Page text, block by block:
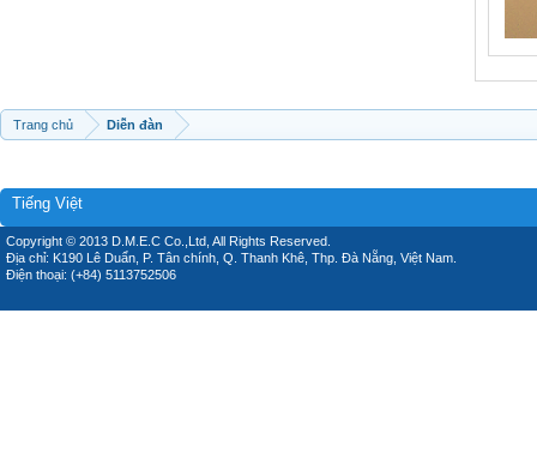
Trang chủ Diễn đàn
Tiếng Việt
Copyright © 2013 D.M.E.C Co.,Ltd, All Rights Reserved.
Địa chỉ: K190 Lê Duẩn, P. Tân chính, Q. Thanh Khê, Thp. Đà Nẵng, Việt Nam.
Điện thoại: (+84) 5113752506